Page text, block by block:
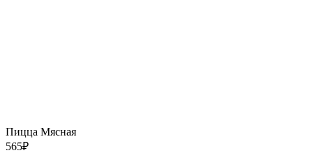
Пицца Мясная
565₽